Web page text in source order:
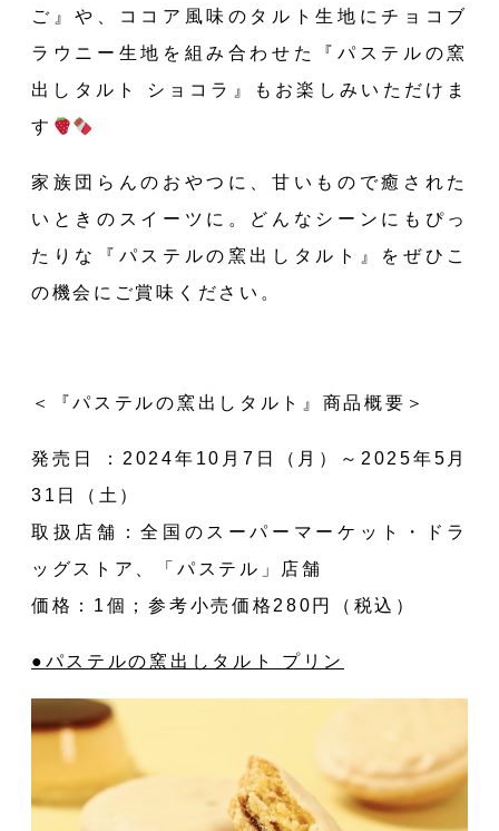
ご』や、ココア風味のタルト生地にチョコブ
ラウニー生地を組み合わせた『パステルの窯
出しタルト ショコラ』もお楽しみいただけま
す
家族団らんのおやつに、甘いもので癒された
いときのスイーツに。どんなシーンにもぴっ
たりな『パステルの窯出しタルト』をぜひこ
の機会にご賞味ください。
＜『パステルの窯出しタルト』商品概要＞
発売日 ：2024年10月7日（月）～2025年5月
31日（土）
取扱店舗：全国のスーパーマーケット・ドラ
ッグストア、「パステル」店舗
価格：1個；参考小売価格280円（税込）
●パステルの窯出しタルト プリン